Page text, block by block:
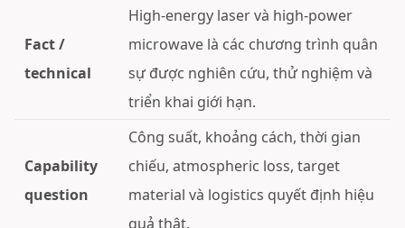
Fact /
technical
High-energy laser và high-power
microwave là các chương trình quân
sự được nghiên cứu, thử nghiệm và
triển khai giới hạn.
Capability
question
Công suất, khoảng cách, thời gian
chiếu, atmospheric loss, target
material và logistics quyết định hiệu
quả thật.